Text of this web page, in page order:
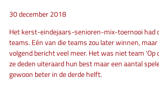
30 december 2018
Het kerst-eindejaars-senioren-mix-toernooi had
teams. Eén van die teams zou later winnen,
volgend bericht veel meer. Het was niet team ‘Op
ze deden uiteraard hun best maar een aantal
gewoon beter in de derde helft.